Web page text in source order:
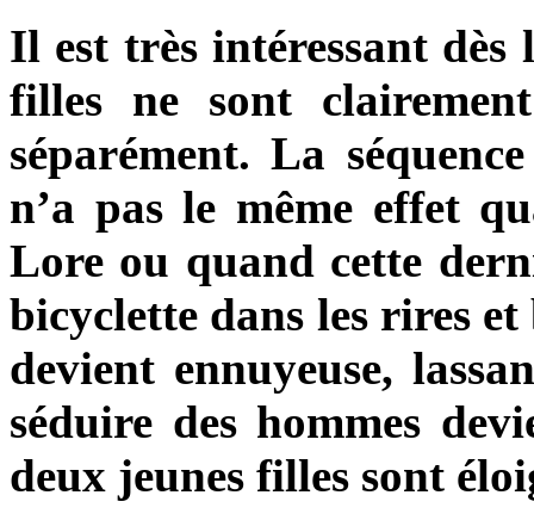
Il est très intéressant dès
filles ne sont
séparément. La
n’a pas le même effet
Lore ou quand cette
bicyclette dans les rires et
devient ennuyeuse,
séduire des hommes
deux jeunes filles sont